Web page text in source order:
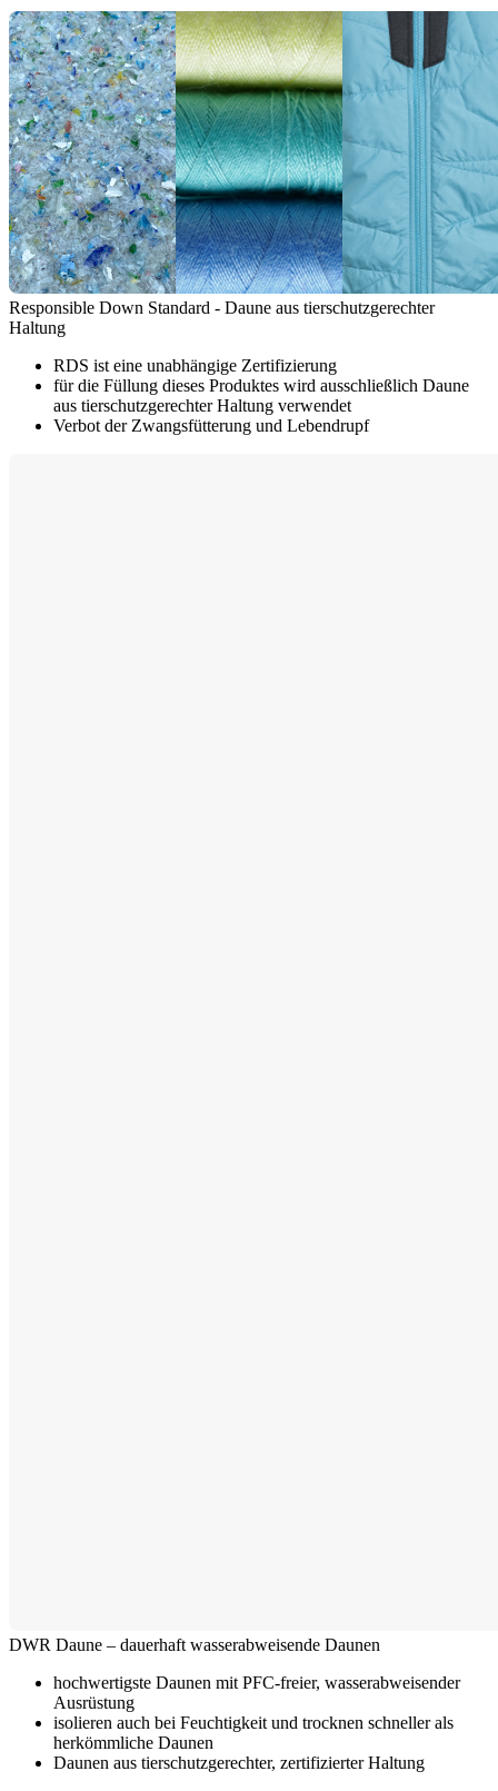
Responsible Down Standard - Daune aus tierschutzgerechter
Haltung
RDS ist eine unabhängige Zertifizierung
für die Füllung dieses Produktes wird ausschließlich Daune
aus tierschutzgerechter Haltung verwendet
Verbot der Zwangsfütterung und Lebendrupf
DWR Daune – dauerhaft wasserabweisende Daunen
hochwertigste Daunen mit PFC-freier, wasserabweisender
Ausrüstung
isolieren auch bei Feuchtigkeit und trocknen schneller als
herkömmliche Daunen
Daunen aus tierschutzgerechter, zertifizierter Haltung